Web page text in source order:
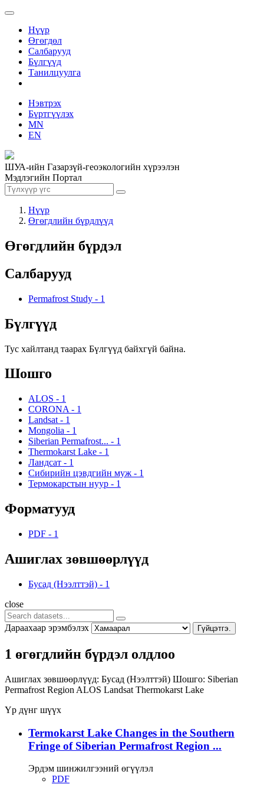
Нүүр
Өгөгдөл
Салбарууд
Бүлгүүд
Танилцуулга
Нэвтрэх
Бүртгүүлэх
MN
EN
ШУА-ийн Газарзүй-геоэкологийн хүрээлэн
Мэдлэгийн Портал
Нүүр
Өгөгдлийн бүрдлүүд
Өгөгдлийн бүрдэл
Салбарууд
Permafrost Study - 1
Бүлгүүд
Тус хайлтанд таарах Бүлгүүд байхгүй байна.
Шошго
ALOS - 1
CORONA - 1
Landsat - 1
Mongolia - 1
Siberian Permafrost... - 1
Thermokarst Lake - 1
Ландсат - 1
Сибирийн цэвдгийн муж - 1
Термокарстын нуур - 1
Форматууд
PDF - 1
Ашиглах зөвшөөрлүүд
Бусад (Нээлттэй) - 1
close
Дараахаар эрэмбэлэх Гүйцэтгэ.
1 өгөгдлийн бүрдэл олдлоо
Ашиглах зөвшөөрлүүд: Бусад (Нээлттэй) Шошго: Siberian
Permafrost Region ALOS Landsat Thermokarst Lake
Үр дүнг шүүх
Termokarst Lake Changes in the Southern
Fringe of Siberian Permafrost Region ...
Эрдэм шинжилгээний өгүүлэл
PDF